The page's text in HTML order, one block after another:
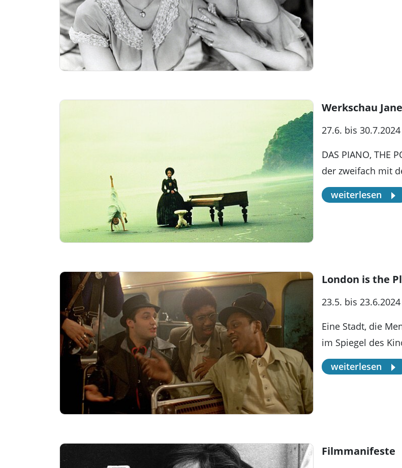
Werkschau
27.6. bis 30.7.2024
DAS PIANO, THE
der zweifach mit
weiterlesen
London is the
23.5. bis 23.6.2024
Eine Stadt, die
im Spiegel des
weiterlesen
Filmmanifeste